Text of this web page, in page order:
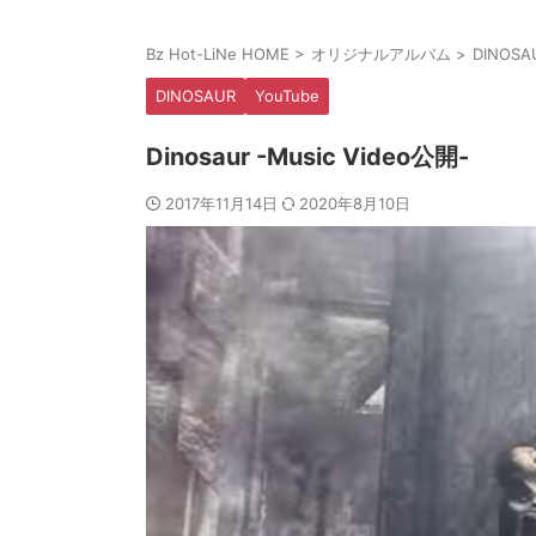
Bz Hot-LiNe HOME > オリジナルアルバム >
DINOSAUR YouTube
Dinosaur -Music Video公開-
2017年11月14日 2020年8月10日